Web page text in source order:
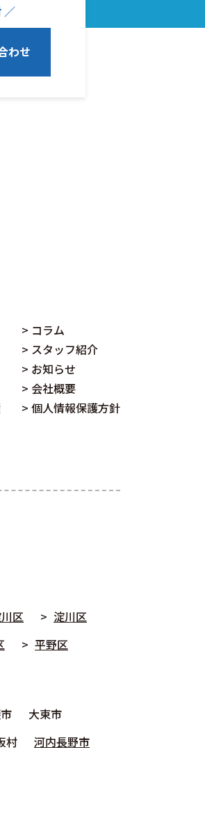
／
わせ
> コラム
> スタッフ紹介
> お知らせ
> 会社概要
> 個人情報保護方針
区
淀川区
平野区
大東市
村
河内長野市